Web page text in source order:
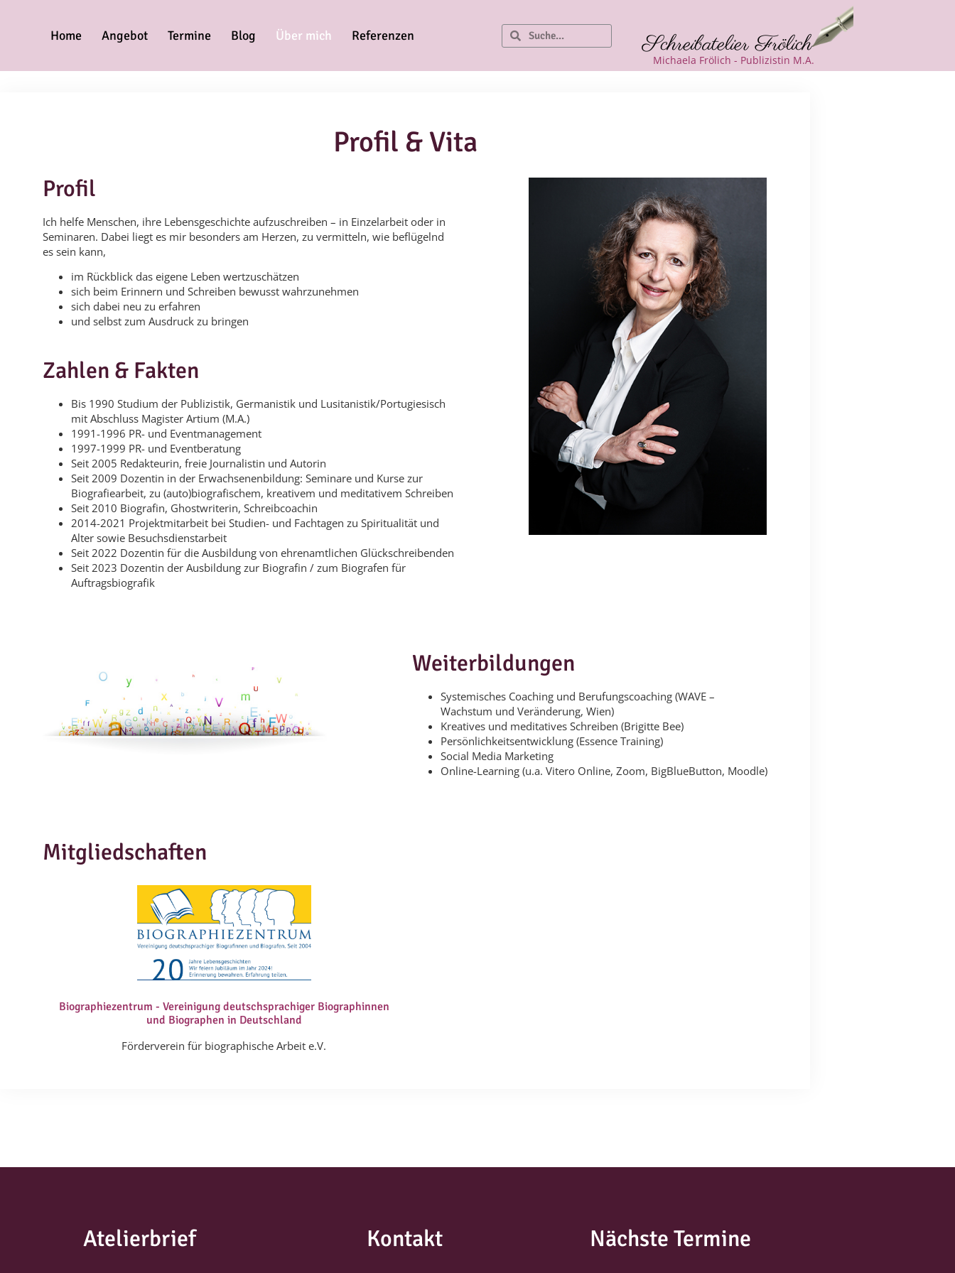
Home Angebot Termine Blog Über mich Referenzen Schreibatelier Frölich
Michaela Frölich - Publizistin M.A.
Profil & Vita
Profil
Ich helfe Menschen, ihre Lebensgeschichte aufzuschreiben – in Einzelarbeit oder in
Seminaren. Dabei liegt es mir besonders am Herzen, zu vermitteln, wie beflügelnd
es sein kann,
im Rückblick das eigene Leben wertzuschätzen
sich beim Erinnern und Schreiben bewusst wahrzunehmen
sich dabei neu zu erfahren
und selbst zum Ausdruck zu bringen
Zahlen & Fakten
Bis 1990 Studium der Publizistik, Germanistik und Lusitanistik/Portugiesisch
mit Abschluss Magister Artium (M.A.)
1991-1996 PR- und Eventmanagement
1997-1999 PR- und Eventberatung
Seit 2005 Redakteurin, freie Journalistin und Autorin
Seit 2009 Dozentin in der Erwachsenenbildung: Seminare und Kurse zur
Biografiearbeit, zu (auto)biografischem, kreativem und meditativem Schreiben
Seit 2010 Biografin, Ghostwriterin, Schreibcoachin
2014-2021 Projektmitarbeit bei Studien- und Fachtagen zu Spiritualität und
Alter sowie Besuchsdienstarbeit
Seit 2022 Dozentin für die Ausbildung von ehrenamtlichen Glückschreibenden
Seit 2023 Dozentin der Ausbildung zur Biografin / zum Biografen für
Auftragsbiografik
Weiterbildungen
Systemisches Coaching und Berufungscoaching (WAVE –
Wachstum und Veränderung, Wien)
Kreatives und meditatives Schreiben (Brigitte Bee)
Persönlichkeitsentwicklung (Essence Training)
Social Media Marketing
Online-Learning (u.a. Vitero Online, Zoom, BigBlueButton, Moodle)
Mitgliedschaften
Biographiezentrum - Vereinigung deutschsprachiger Biographinnen
und Biographen in Deutschland
Förderverein für biographische Arbeit e.V.
Atelierbrief Kontakt Nächste Termine